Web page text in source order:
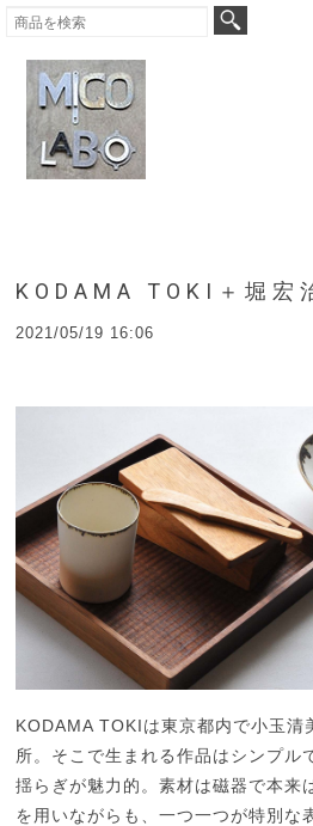
KODAMA TOKI＋堀宏
2021/05/19 16:06
KODAMA TOKIは東京都内で小玉清
所。そこで生まれる作品はシンプル
揺らぎが魅力的。素材は磁器で本来
を用いながらも、一つ一つが特別な